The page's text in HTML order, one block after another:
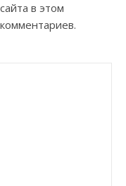
в этом